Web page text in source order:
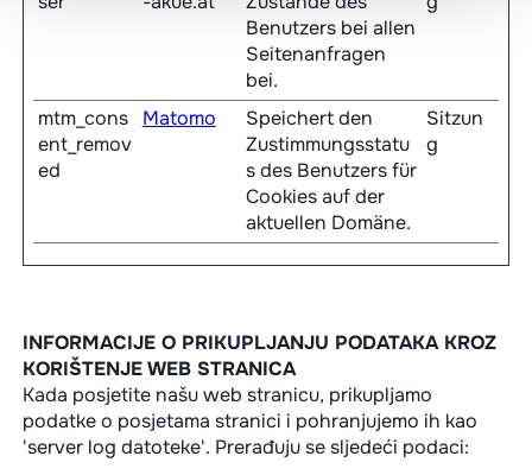
Benutzers bei allen
Seitenanfragen
bei.
mtm_cons
ent_remov
ed
Matomo
Speichert den
Zustimmungsstatu
s des Benutzers für
Cookies auf der
aktuellen Domäne.
Sitzun
g
INFORMACIJE O PRIKUPLJANJU PODATAKA KROZ
KORIŠTENJE WEB STRANICA
Kada posjetite našu web stranicu, prikupljamo
podatke o posjetama stranici i pohranjujemo ih kao
'server log datoteke'. Prerađuju se sljedeći podaci: